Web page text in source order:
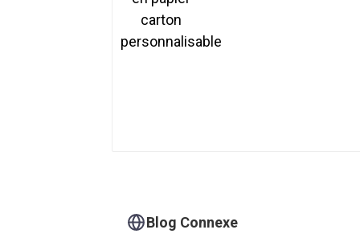
Blog Connexe